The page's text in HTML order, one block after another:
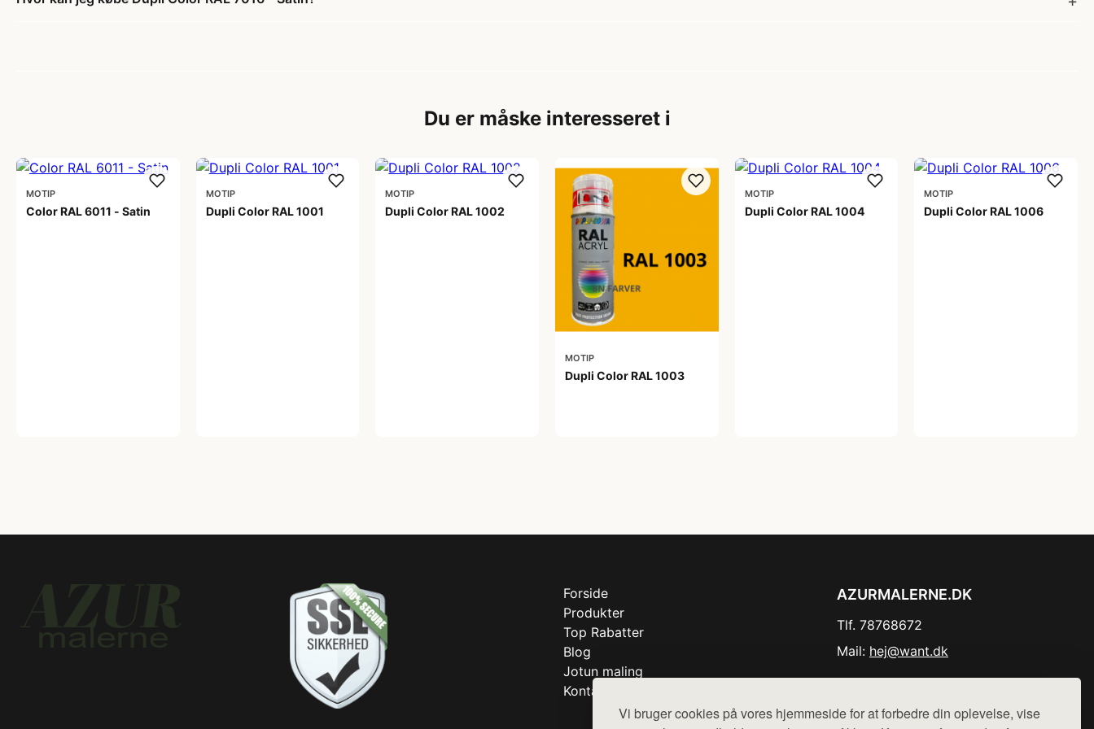
Vi bruger cookies på vores hjemmeside for at forbedre din oplevelse, vise
Du er måske interesseret i
MOTIP
Color RAL 6011 - Satin
MOTIP
Dupli Color RAL 1001
MOTIP
Dupli Color RAL 1002
MOTIP
Dupli Color RAL 1003
MOTIP
Dupli Color RAL 1004
MOTIP
Dupli Color RAL 1006
Forside
Produkter
Top Rabatter
Blog
Jotun maling
Kontakt
AZURMALERNE.DK
Tlf. 78768672
Mail: hej@want.dk